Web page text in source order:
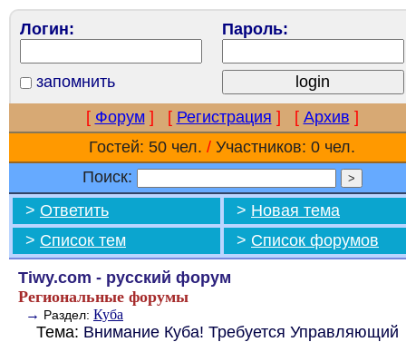
Логин: Пароль:
запомнить
[ Форум ] [ Регистрация ] [ Архив ]
Гостей: 50 чел. / Участников: 0 чел.
Поиск:
> Ответить > Новая тема
> Список тем > Список форумов
Tiwy.com - русский форум
Региональные форумы
→ Раздел: Куба
Тема: Внимание Куба! Требуется Управляющий